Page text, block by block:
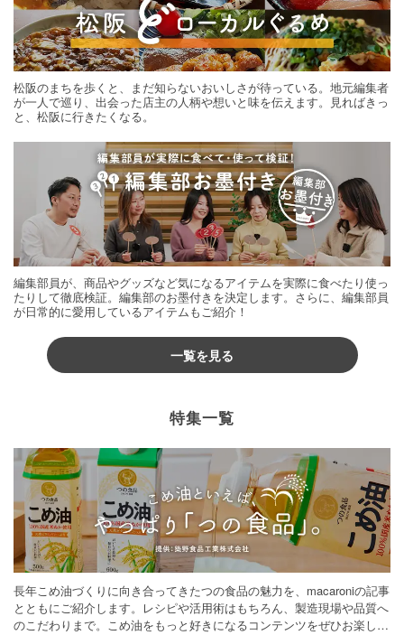
松阪のまちを歩くと、まだ知らないおいしさが待っている。地元編集者
が一人で巡り、出会った店主の人柄や想いと味を伝えます。見ればきっ
と、松阪に行きたくなる。
編集部員が、商品やグッズなど気になるアイテムを実際に食べたり使っ
たりして徹底検証。編集部のお墨付きを決定します。さらに、編集部員
が日常的に愛用しているアイテムもご紹介！
一覧を見る
特集一覧
長年こめ油づくりに向き合ってきたつの食品の魅力を、macaroniの記事
とともにご紹介します。レシピや活用術はもちろん、製造現場や品質へ
のこだわりまで。こめ油をもっと好きになるコンテンツをぜひお楽しみ